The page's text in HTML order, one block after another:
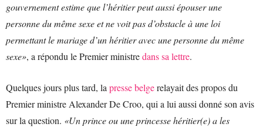
gouvernement estime que l’héritier peut aussi épouser une
personne du même sexe et ne voit pas d’obstacle à une loi
permettant le mariage d’un héritier avec une personne du même
sexe», a répondu le Premier ministredans sa lettre.
Quelques jours plus tard, la presse belgerelayait des propos du
Premier ministre Alexander De Croo, qui a lui aussi donné son avis
sur la question. «Un prince ou une princesse héritier(e) a les